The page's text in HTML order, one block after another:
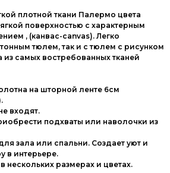
плотной ткани Палермо цвета
поверхностью с характерным
, (канвас-canvas). Легко
тюлем, так и с тюлем с рисунком
самых востребованных тканей
на шторной ленте 6см
входят.
подхваты или наволочки из
зала или спальни. Создает уют и
в интерьере.
размерах и цветах.